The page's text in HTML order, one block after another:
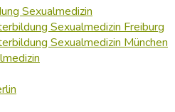
Sexualmedizin
Sexualmedizin Freiburg
Sexualmedizin München